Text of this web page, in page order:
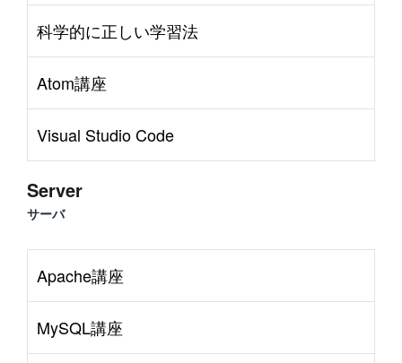
科学的に正しい学習法
Atom講座
Visual Studio Code
Server
サーバ
Apache講座
MySQL講座